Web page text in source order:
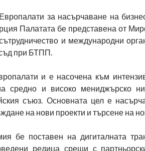
за насърчаване на
Палатата бе представена от
и международни
при БТПП.
и е насочена към
средно и високо мениджърско
съюз. Основната цел е
на нови проекти и търсене на
бе поставен на дигиталната
редица срещи с